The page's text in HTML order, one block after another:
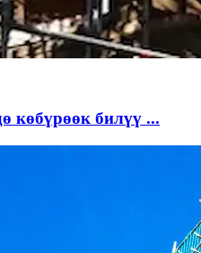
көбүрөөк билүү ...